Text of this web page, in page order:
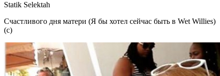
Statik Selektah
Счастливого дня матери (Я бы хотел сейчас быть в Wet Willies)
(с)